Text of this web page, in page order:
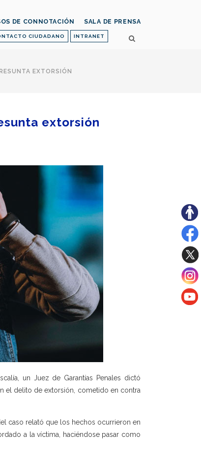
CIUDADANO INTRANET
DE CONNOTACIÓN SALA DE PRENSA
EXTORSIÓN
extorsión
un Juez de Garantías Penales dictó
el delito de extorsión, cometido en contra
caso relató que los hechos ocurrieron en
a la víctima, haciéndose pasar como